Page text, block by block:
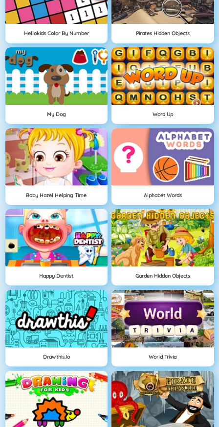
Hellokids Color By Number Pirates Hidden Objects
My Dog Word Up
Baby Hazel Helping Time Alphabet Words
Happy Dentist Garden Hidden Objects
Drawthis.io World Trivia